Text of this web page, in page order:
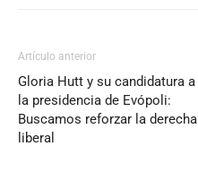
Artículo anterior
Gloria Hutt y su candidatura a
la presidencia de Evópoli:
Buscamos reforzar la derecha
liberal